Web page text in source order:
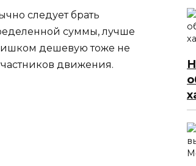
следует брать
суммы, лучше
дешевую тоже не
движения.